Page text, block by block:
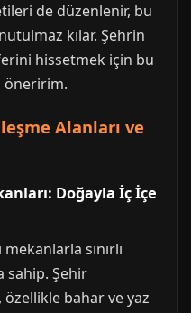
de düzenlenir, bu
kılar. Şehrin
hissetmek için bu
öneririm.
Alanları ve
Doğayla İç İçe
sınırlı
sahip. Şehir
bahar ve yaz